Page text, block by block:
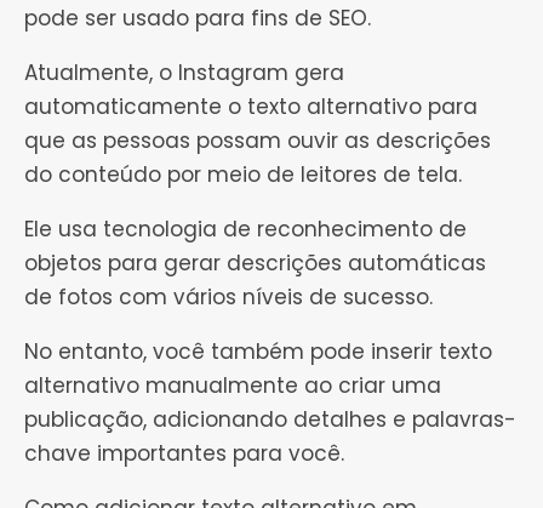
pode ser usado para fins de SEO.
Atualmente, o Instagram gera
automaticamente o texto alternativo para
que as pessoas possam ouvir as descrições
do conteúdo por meio de leitores de tela.
Ele usa tecnologia de reconhecimento de
objetos para gerar descrições automáticas
de fotos com vários níveis de sucesso.
No entanto, você também pode inserir texto
alternativo manualmente ao criar uma
publicação, adicionando detalhes e palavras-
chave importantes para você.